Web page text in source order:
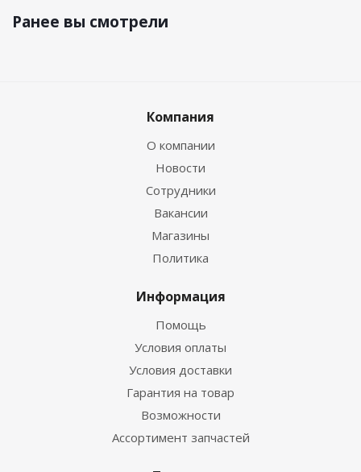
Ранее вы смотрели
Компания
О компании
Новости
Сотрудники
Вакансии
Магазины
Политика
Информация
Помощь
Условия оплаты
Условия доставки
Гарантия на товар
Возможности
Ассортимент запчастей